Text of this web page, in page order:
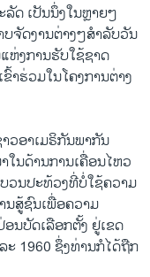
ດ ເປັນນຶ່ງໃນຫຼາຍໆ
ຈັດງານຕ່າງໆສຳລັບວັນ
ຫ່ງການຮັບໃຊ້ຊາດ
າຮ່ວມໃນໂຄງການຕ່າງ
ວອາເມຣິກັນພາກັນ
ໃນດ້ານການເຄື່ອນໄຫວ
ວນປະທ້ວງທີ່ບໍ່ໃຊ້ຄວາມ
ນສູ້ຊົນເພື່ອຄວາມ
ນບັດເລືອກຕັ້ງ ຢູ່ເຂດ
ະ 1960 ຊຶ່ງທ່ານກໍໄດ້ຖືກ